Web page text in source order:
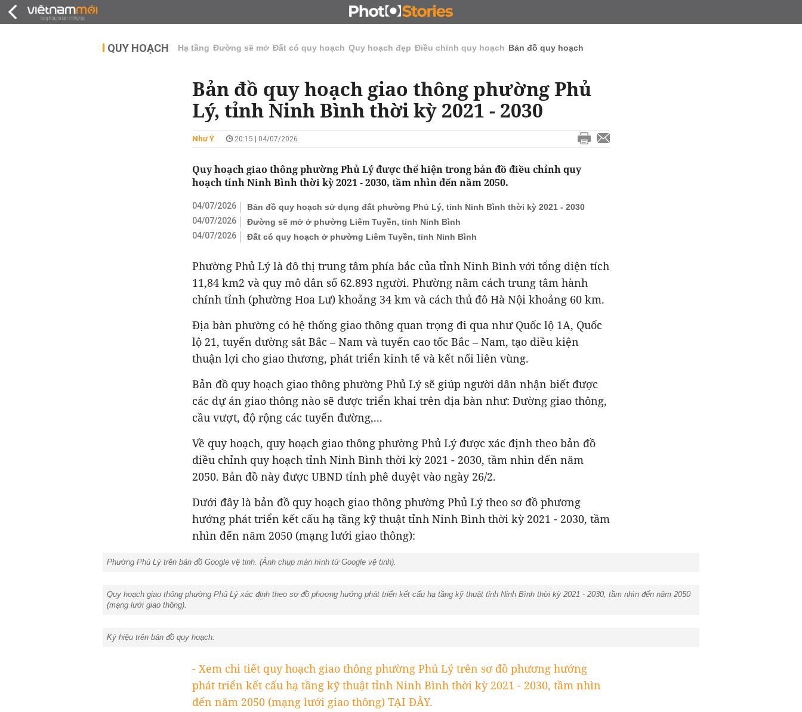
ĐẤU GIÁ - ĐẤU THẦU KINH DOANH
QUY HOẠCH Hạ tầng Đường sẽ mở Đất có quy hoạch Quy hoạch đẹp Điều chỉnh quy hoạch Bản đồ quy hoạch
Bản đồ quy hoạch giao thông phường Phủ
Lý, tỉnh Ninh Bình thời kỳ 2021 - 2030
Như Ý 20:15 | 04/07/2026
Quy hoạch giao thông phường Phủ Lý được thể hiện trong bản đồ điều chỉnh quy
hoạch tỉnh Ninh Bình thời kỳ 2021 - 2030, tầm nhìn đến năm 2050.
04/07/2026
Bản đồ quy hoạch sử dụng đất phường Phủ Lý, tỉnh Ninh Bình thời kỳ 2021 - 2030
04/07/2026
Đường sẽ mở ở phường Liêm Tuyền, tỉnh Ninh Bình
04/07/2026
Đất có quy hoạch ở phường Liêm Tuyền, tỉnh Ninh Bình
Phường Phủ Lý là đô thị trung tâm phía bắc của tỉnh Ninh Bình với tổng diện tích
11,84 km2 và quy mô dân số 62.893 người. Phường nằm cách trung tâm hành
chính tỉnh (phường Hoa Lư) khoảng 34 km và cách thủ đô Hà Nội khoảng 60 km.
Địa bàn phường có hệ thống giao thông quan trọng đi qua như Quốc lộ 1A, Quốc
lộ 21, tuyến đường sắt Bắc – Nam và tuyến cao tốc Bắc – Nam, tạo điều kiện
thuận lợi cho giao thương, phát triển kinh tế và kết nối liên vùng.
Bản đồ quy hoạch giao thông phường Phủ Lý sẽ giúp người dân nhận biết được
các dự án giao thông nào sẽ được triển khai trên địa bàn như: Đường giao thông,
cầu vượt, độ rộng các tuyến đường,...
Về quy hoạch, quy hoạch giao thông phường Phủ Lý được xác định theo bản đồ
điều chỉnh quy hoạch tỉnh Ninh Bình thời kỳ 2021 - 2030, tầm nhìn đến năm
2050. Bản đồ này được UBND tỉnh phê duyệt vào ngày 26/2.
Dưới đây là bản đồ quy hoạch giao thông phường Phủ Lý theo sơ đồ phương
hướng phát triển kết cấu hạ tầng kỹ thuật tỉnh Ninh Bình thời kỳ 2021 - 2030, tầm
nhìn đến năm 2050 (mạng lưới giao thông):
Phường Phủ Lý trên bản đồ Google vệ tinh. (Ảnh chụp màn hình từ Google vệ tinh).
Quy hoạch giao thông phường Phủ Lý xác định theo sơ đồ phương hướng phát triển kết cấu hạ tầng kỹ thuật tỉnh Ninh Bình thời kỳ 2021 - 2030, tầm nhìn đến năm 2050
(mạng lưới giao thông).
Ký hiệu trên bản đồ quy hoạch.
- Xem chi tiết quy hoạch giao thông phường Phủ Lý trên sơ đồ phương hướng
phát triển kết cấu hạ tầng kỹ thuật tỉnh Ninh Bình thời kỳ 2021 - 2030, tầm nhìn
đến năm 2050 (mạng lưới giao thông) TẠI ĐÂY.